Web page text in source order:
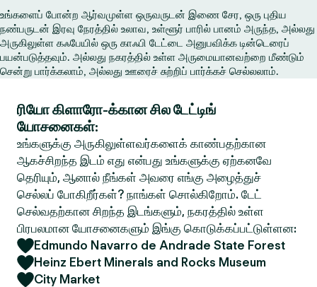
உங்களைப் போன்ற ஆர்வமுள்ள ஒருவருடன் இணை சேர, ஒரு புதிய
நண்பருடன் இரவு நேரத்தில் உலாவ, உள்ளூர் பாரில் பானம் அருந்த, அல்லது
அருகிலுள்ள கஃபேயில் ஒரு காஃபி டேட்டை அனுபவிக்க டின்டெரைப்
பயன்படுத்தவும். அல்லது நகரத்தில் உள்ள அருமையானவற்றை மீண்டும்
சென்று பார்க்கலாம், அல்லது ஊரைச் சுற்றிப் பார்க்கச் செல்லலாம்.
ரியோ கிளாரோ-க்கான சில டேட்டிங்
யோசனைகள்:
உங்களுக்கு அருகிலுள்ளவர்களைக் காண்பதற்கான
ஆகச்சிறந்த இடம் எது என்பது உங்களுக்கு ஏற்கனவே
தெரியும், ஆனால் நீங்கள் அவரை எங்கு அழைத்துச்
செல்லப் போகிறீர்கள்? நாங்கள் சொல்கிறோம். டேட்
செல்வதற்கான சிறந்த இடங்களும், நகரத்தில் உள்ள
பிரபலமான யோசனைகளும் இங்கு கொடுக்கப்பட்டுள்ளன:
Edmundo Navarro de Andrade State Forest
Heinz Ebert Minerals and Rocks Museum
City Market